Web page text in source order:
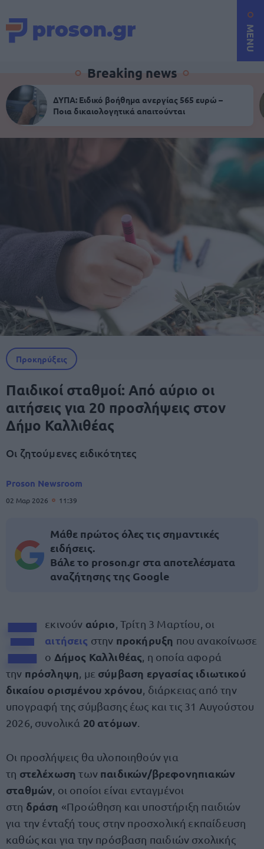
MENU
Breaking news
ΔΥΠΑ: Ειδικό βοήθημα ανεργίας 565 ευρώ –
Ποια δικαιολογητικά απαιτούνται
Προκηρύξεις
Παιδικοί σταθμοί: Από αύριο οι
αιτήσεις για 20 προσλήψεις στον
Δήμο Καλλιθέας
Οι ζητούμενες ειδικότητες
Proson Newsroom
02 Μαρ 2026 11:39
Μάθε πρώτος όλες τις σημαντικές
ειδήσεις.
Βάλε το proson.gr στα αποτελέσματα
αναζήτησης της Google
Ξ εκινούν αύριο , Τρίτη 3 Μαρτίου, οι
αιτήσεις στην προκήρυξη που ανακοίνωσε
ο Δήμος Καλλιθέας , η οποία αφορά
την πρόσληψη , με σύμβαση εργασίας ιδιωτικού
δικαίου ορισμένου χρόνου , διάρκειας από την
υπογραφή της σύμβασης έως και τις 31 Αυγούστου
2026, συνολικά 20 ατόμων
Οι προσλήψεις θα υλοποιηθούν για
τη στελέχωσητων παιδικών/βρεφονηπιακών
σταθμών , οι οποίοι είναι ενταγμένοι
στη δράση «Προώθηση και υποστήριξη παιδιών
για την ένταξή τους στην προσχολική εκπαίδευση
καθώς και για την πρόσβαση παιδιών σχολικής